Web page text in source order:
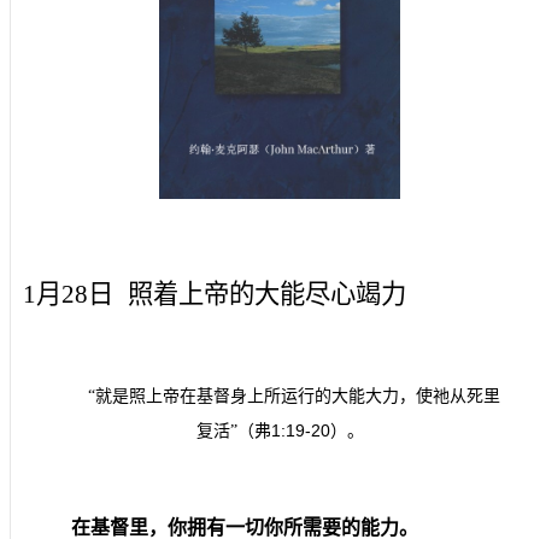
1月28日 照着上帝的大能尽心竭力
“就是照上帝在基督身上所运行的大能大力，使祂从死里
复活”（弗1:19-20）。
在基督里，你拥有一切你所需要的能力。